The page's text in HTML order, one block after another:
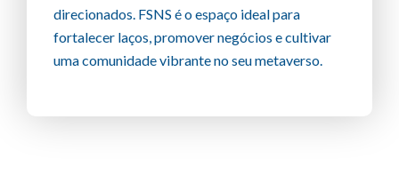
direcionados. FSNS é o espaço ideal para
fortalecer laços, promover negócios e cultivar
uma comunidade vibrante no seu metaverso.